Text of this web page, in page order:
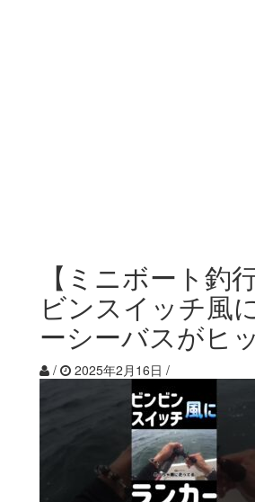
【ミニボート釣
ビンスイッチ風
ーシーバスがヒ
/ 2025年2月16日 /